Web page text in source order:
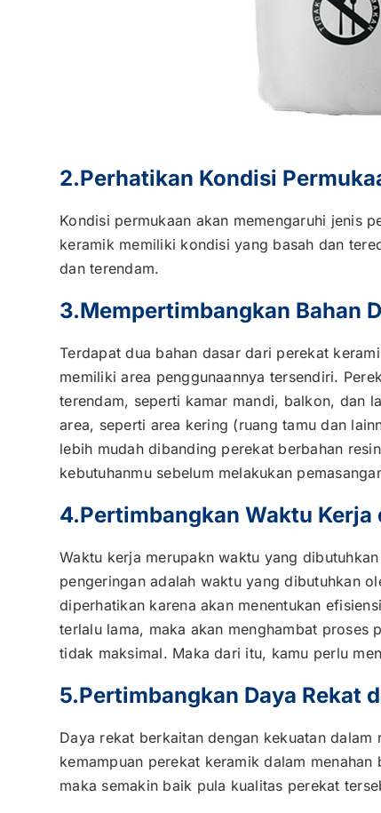
2.Perhatikan Kondisi
Kondisi permukaan akan memengaruhi jenis
keramik memiliki kondisi yang basah dan
dan terendam.
3.Mempertimbangkan Bahan
Terdapat dua bahan dasar dari perekat
memiliki area penggunaannya tersendiri.
terendam, seperti kamar mandi, balkon, dan
area, seperti area kering (ruang tamu dan
lebih mudah dibanding perekat berbahan
kebutuhanmu sebelum melakukan
4.Pertimbangkan Waktu Kerja
Waktu kerja merupakn waktu yang
pengeringan adalah waktu yang dibutuhkan
diperhatikan karena akan menentukan
terlalu lama, maka akan menghambat proses
tidak maksimal. Maka dari itu, kamu perlu
5.Pertimbangkan Daya Rekat
Daya rekat berkaitan dengan kekuatan
kemampuan perekat keramik dalam
maka semakin baik pula kualitas perekat